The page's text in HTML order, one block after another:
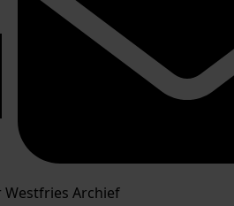
Westfries Archief